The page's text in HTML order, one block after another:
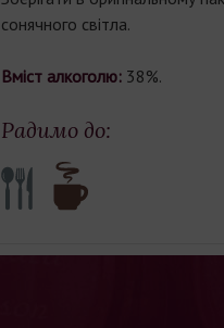
сонячного світла.
Вміст алкоголю: 38%.
Радимо до: